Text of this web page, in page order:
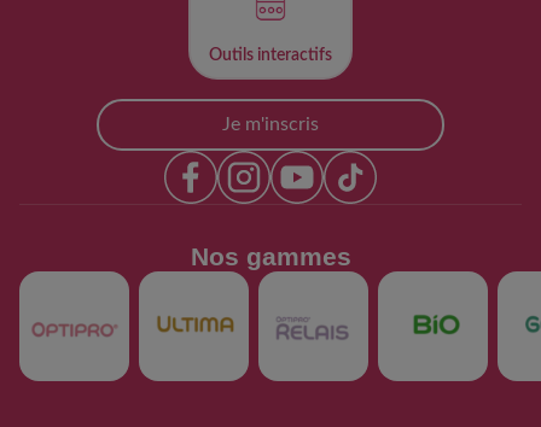
Outils interactifs​
Je m'inscris
Nos gammes​